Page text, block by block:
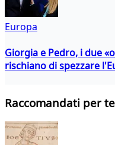
Europa
Giorgia e Pedro, i due
rischiano di spezzare
Raccomandati per te